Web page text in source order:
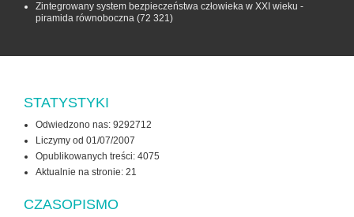
Zintegrowany system bezpieczeństwa człowieka w XXI wieku -
piramida równoboczna (72 321)
STATYSTYKI
Odwiedzono nas: 9292712
Liczymy od 01/07/2007
Opublikowanych treści: 4075
Aktualnie na stronie: 21
CZASOPISMO